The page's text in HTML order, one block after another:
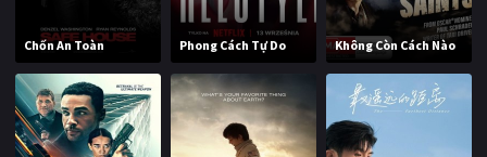
Chốn An Toàn Phong Cách Tự Do Không Còn Cách Nào